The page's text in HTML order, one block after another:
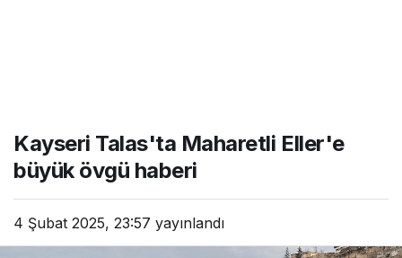
Kayseri Talas'ta Maharetli Eller'e
büyük övgü haberi
4 Şubat 2025, 23:57 yayınlandı